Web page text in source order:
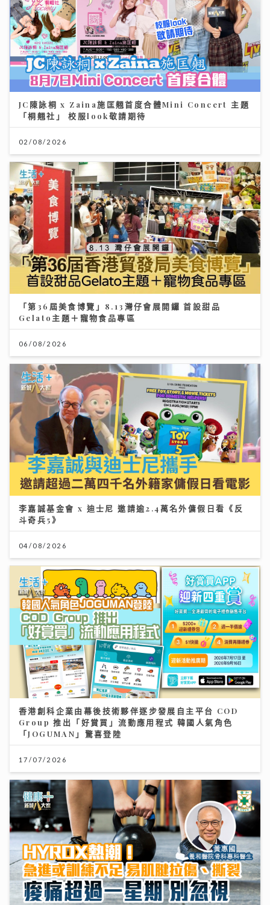
JC陳詠桐 x Zaina施匡翹首度合體Mini Concert 主題
「桐翹社」 校服look敬請期待
02/08/2026
「第36屆美食博覽」8.13灣仔會展開鑼 首設甜品
Gelato主題＋寵物食品專區
06/08/2026
李嘉誠基金會 x 迪士尼 邀請逾2.4萬名外傭假日看《反
斗奇兵5》
04/08/2026
香港創科企業由幕後技術夥伴逐步發展自主平台 COD
Group 推出「好賞買」流動應用程式 韓國人氣角色
「JOGUMAN」驚喜登陸
17/07/2026